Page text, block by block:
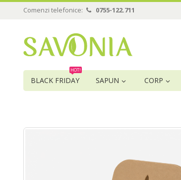
Comenzi telefonice: 0755-122.711
BLACK FRIDAY
HOT!
SAPUN CORP